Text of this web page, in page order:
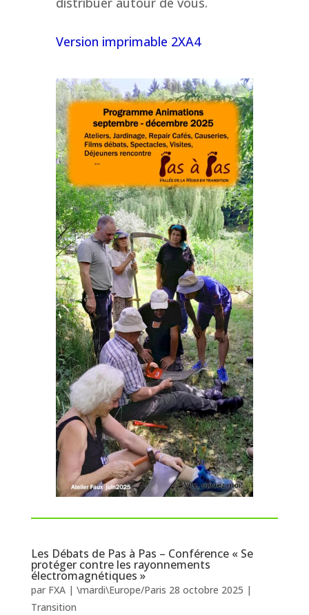
Version imprimable 2XA4
Les Débats de Pas à Pas – Conférence « Se
protéger contre les rayonnements
électromagnétiques »
par FXA| \mardi\Europe/Paris 28 octobre 2025 |
Transition